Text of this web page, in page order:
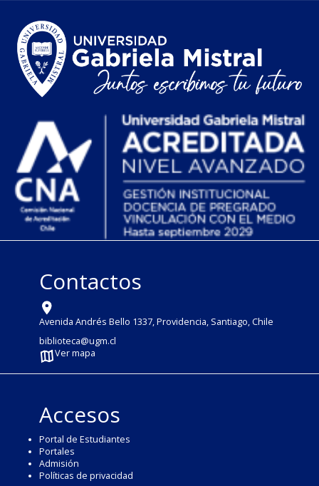
Contactos
Avenida Andrés Bello 1337, Providencia, Santiago, Chile
biblioteca@ugm.cl
Ver mapa
Accesos
Portal de Estudiantes
Portales
Admisión
Políticas de privacidad